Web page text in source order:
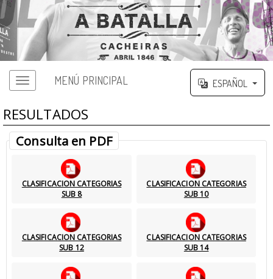
MENÚ PRINCIPAL ESPAÑOL
RESULTADOS
Consulta en PDF
CLASIFICACION CATEGORIAS
SUB 8
CLASIFICACION CATEGORIAS
SUB 10
CLASIFICACION CATEGORIAS
SUB 12
CLASIFICACION CATEGORIAS
SUB 14